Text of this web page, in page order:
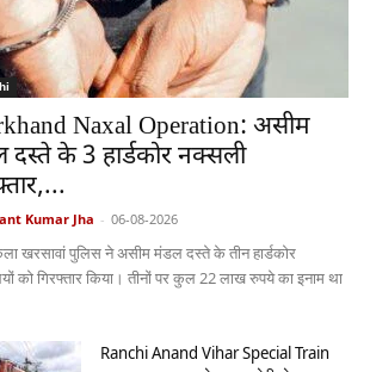
Naxal Operation: असीम
के 3 हार्डकोर नक्सली
Kumar Jha - 06-08-2026
खरसावां पुलिस ने असीम मंडल दस्ते के तीन हार्डकोर
को गिरफ्तार किया। तीनों पर कुल 22 लाख रुपये का इनाम था
Ranchi Anand Vihar Special Train